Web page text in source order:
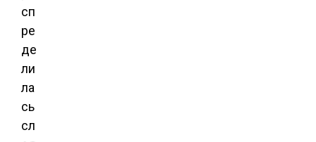
сп
ре
де
ли
ла
сь
сл